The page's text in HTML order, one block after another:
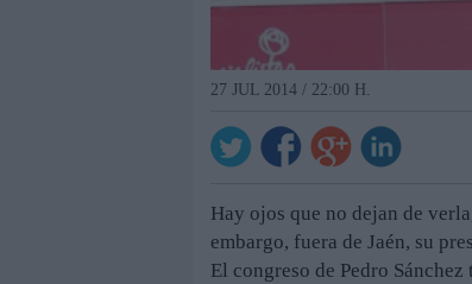
27 JUL 2014 / 22:00 H.
Hay ojos que no dejan de
embargo, fuera de Jaén, su
El congreso de Pedro